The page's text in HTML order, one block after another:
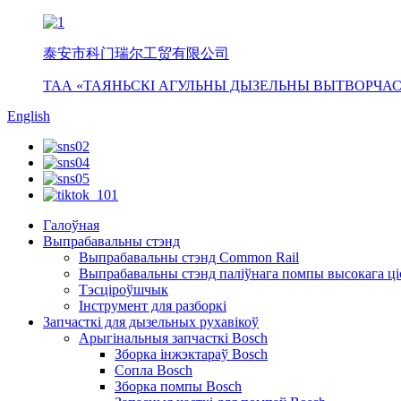
泰安市科门瑞尔工贸有限公司
ТАА «ТАЯНЬСКІ АГУЛЬНЫ ДЫЗЕЛЬНЫ
English
Галоўная
Выпрабавальны стэнд
Выпрабавальны стэнд Common Rail
Выпрабавальны стэнд паліўнага помпы высокага
Тэсціроўшчык
Інструмент для разборкі
Запчасткі для дызельных рухавікоў
Арыгінальныя запчасткі Bosch
Зборка інжэктараў Bosch
Сопла Bosch
Зборка помпы Bosch